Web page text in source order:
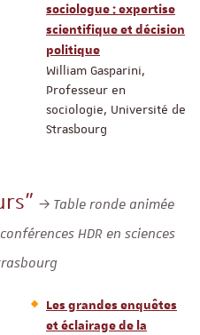
sociologue : expertise
scientifique et décision
politique
William Gasparini,
Professeur en
sociologie, Université de
Strasbourg
Table ronde animée
HDR en sciences
Les grandes enquêtes
et éclairage de la